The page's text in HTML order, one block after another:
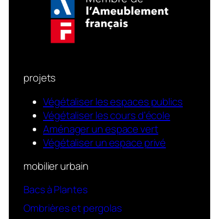
projets
Végétaliser les espaces publics
Végétaliser les cours d’école
Aménager un espace vert
Végétaliser un espace privé
mobilier urbain
Bacs à Plantes
Ombrières et pergolas